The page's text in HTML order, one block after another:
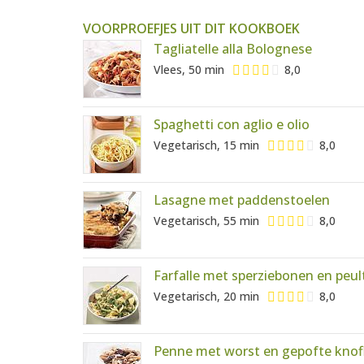
VOORPROEFJES UIT DIT KOOKBOEK
Tagliatelle alla Bolognese
Vlees, 50 min 8,0
Spaghetti con aglio e olio
Vegetarisch, 15 min 8,0
Lasagne met paddenstoelen
Vegetarisch, 55 min 8,0
Farfalle met sperziebonen en
Vegetarisch, 20 min 8,0
Penne met worst en gepofte